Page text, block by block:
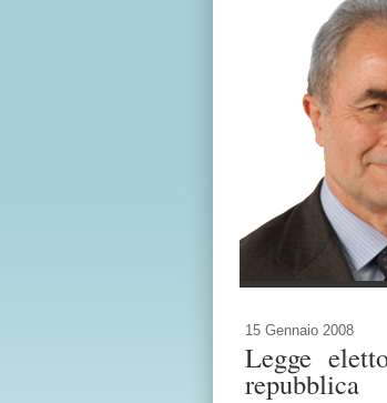
15 Gennaio 2008
Legge
repubblica